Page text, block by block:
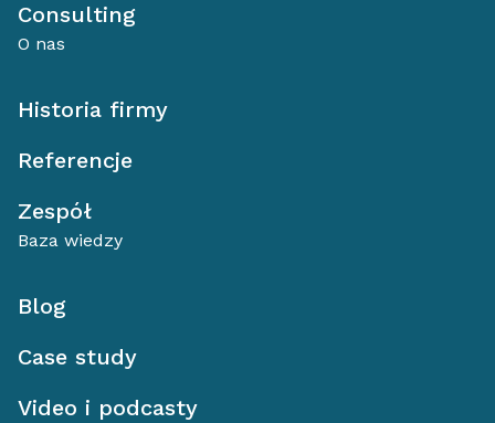
Consulting
O nas
Historia firmy
Referencje
Zespół
Baza wiedzy
Blog
Case study
Video i podcasty